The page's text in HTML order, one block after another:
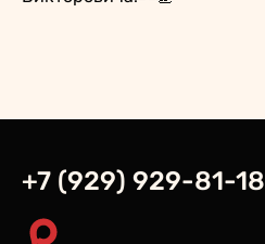
+7 (929) 929-81-18